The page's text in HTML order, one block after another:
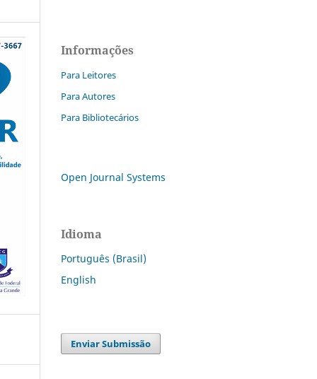
Informações
Para Leitores
Para Autores
Para Bibliotecários
Open Journal Systems
Idioma
Português (Brasil)
English
Enviar Submissão